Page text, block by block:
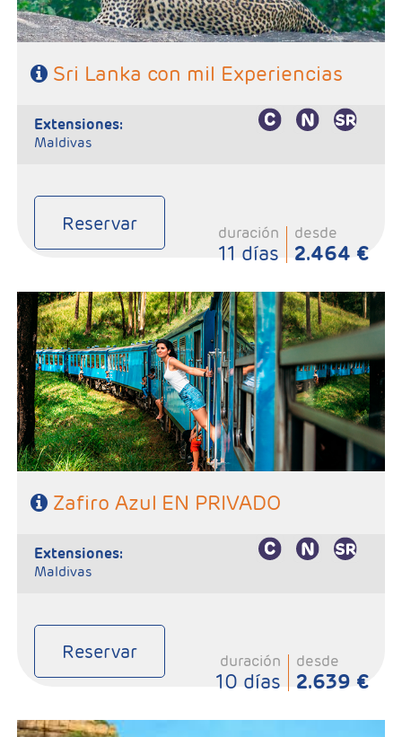
Sri Lanka con mil Experiencias
extensiones:
Maldivas
Reservar duración
11 días
desde
2.464 €
- Salidas: Diarias
- Ruta: 1 noche Galle, 1 noche Yala, 1 noche Ella/Haputale, 2
noches Kandy, 2 noches Habarana y 1 noche Colombo.
- Categoría hotelera: 4 y 5*
- Régimen: 8 Desayunos, 7 comidas y 6 cenas
Zafiro Azul EN PRIVADO
extensiones:
Maldivas
Reservar duración
10 días
desde
2.639 €